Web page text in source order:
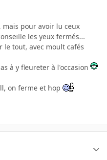
mais pour avoir lu ceux
les yeux fermés...
le tout, avec moult cafés
à y fleureter à l'occasion
on ferme et hop